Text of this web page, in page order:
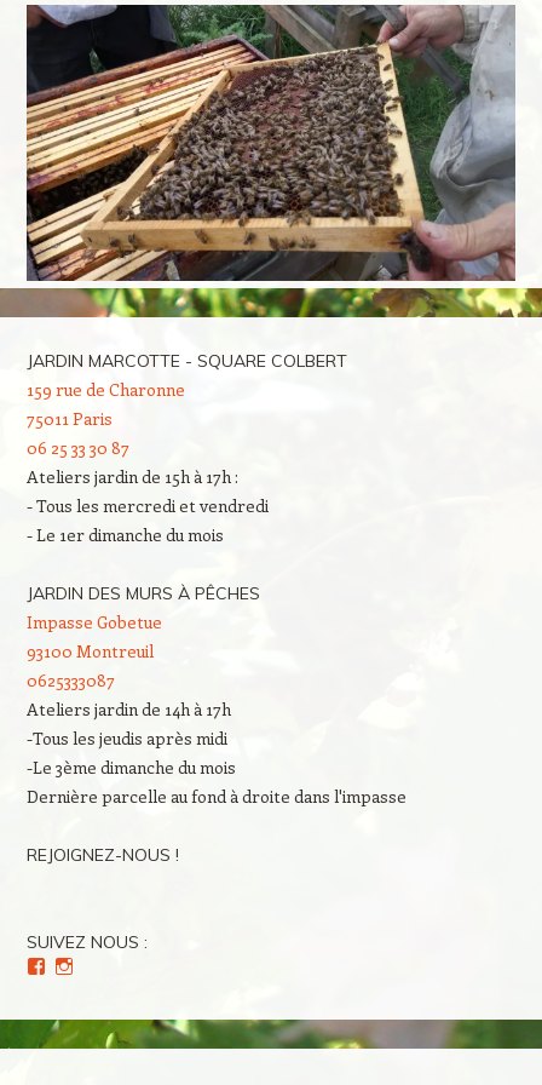
JARDIN MARCOTTE - SQUARE COLBERT
159 rue de Charonne
75011 Paris
06 25 33 30 87
Ateliers jardin de 15h à 17h :
- Tous les mercredi et vendredi
- Le 1er dimanche du mois
JARDIN DES MURS À PÊCHES
Impasse Gobetue
93100 Montreuil
0625333087
Ateliers jardin de 14h à 17h
-Tous les jeudis après midi
-Le 3ème dimanche du mois
Dernière parcelle au fond à droite dans l'impasse
REJOIGNEZ-NOUS !
SUIVEZ NOUS :
Voir
de
Culture(s)
Voir
de
Cultures_en_herbes